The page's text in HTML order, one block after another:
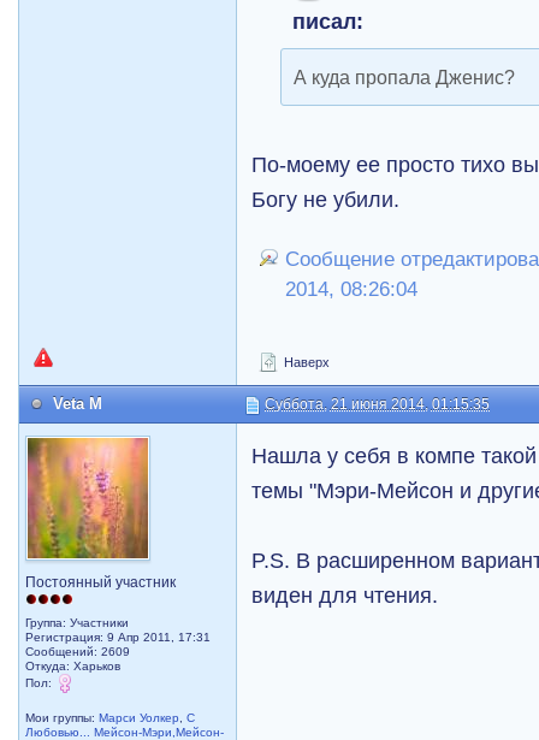
писал:
А куда пропала Дженис?
По-моему ее просто тихо
Богу не убили.
Сообщение
2014, 08:26:04
Наверх
Veta M Суббота, 21 июня 2014, 01:15:35
Постоянный участник
Группа: Участники
Регистрация: 9 Апр 2011, 17:31
Сообщений: 2609
Откуда: Харьков
Пол:
Мои группы:Марси Уолкер ,С
Любовью... Мейсон-Мэри,Мейсон-
Нашла у себя в компе
темы "Мэри-Мейсон и
P.S. В расширенном
виден для чтения.